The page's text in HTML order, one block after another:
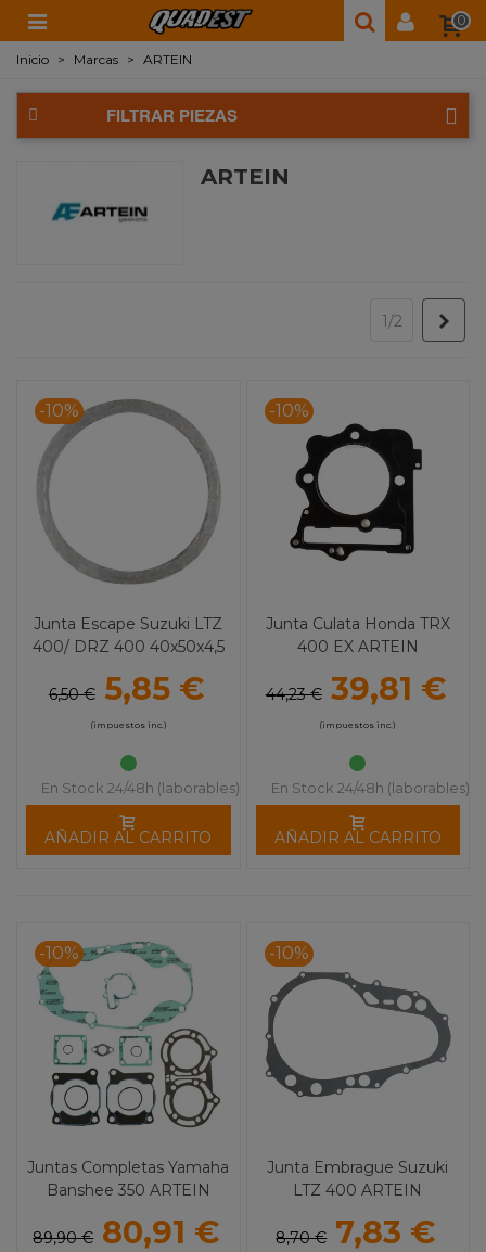
0
Inicio > Marcas > ARTEIN
FILTRAR PIEZAS
ARTEIN
1/2
-10%
Junta Escape Suzuki LTZ
400/ DRZ 400 40x50x4,5
6,50 € 5,85 €
(impuestos inc.)
En Stock 24/48h (laborables)
AÑADIR AL CARRITO
-10%
Junta Culata Honda TRX
400 EX ARTEIN
44,23 € 39,81 €
(impuestos inc.)
En Stock 24/48h (laborables)
AÑADIR AL CARRITO
-10%
Juntas Completas Yamaha
Banshee 350 ARTEIN
89,90 € 80,91 €
-10%
Junta Embrague Suzuki
LTZ 400 ARTEIN
8,70 € 7,83 €